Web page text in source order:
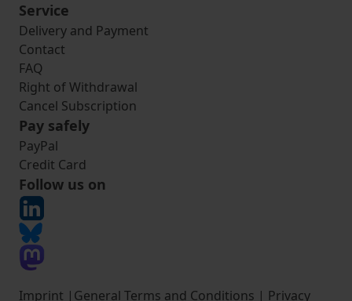
Service
Delivery and Payment
Contact
FAQ
Right of Withdrawal
Cancel Subscription
Pay safely
PayPal
Credit Card
Follow us on
Imprint | General Terms and Conditions | Privacy